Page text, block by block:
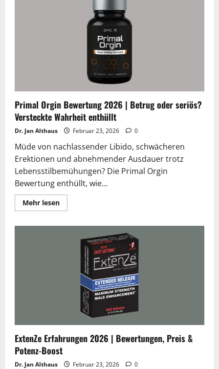
Erfahrungen
verborgene
Primal Orgin Bewertung 2026 | Betrug oder seriös?
Versteckte Wahrheit enthüllt
Dr. Jan Althaus Februar 23, 2026 0
Müde von nachlassender Libido, schwächeren
Erektionen und abnehmender Ausdauer trotz
Lebensstilbemühungen? Die Primal Orgin
Bewertung enthüllt, wie...
Mehr lesenLesen
Sie
Bewertung
seriös?
Versteckte
Wahrheit
enthüllt
ExtenZe Erfahrungen 2026 | Bewertungen, Preis &
Potenz-Boost
Dr. Jan Althaus Februar 23, 2026 0